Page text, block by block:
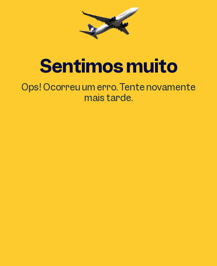
Sentimos muito
Ops! Ocorreu um erro. Tente novamente
mais tarde.